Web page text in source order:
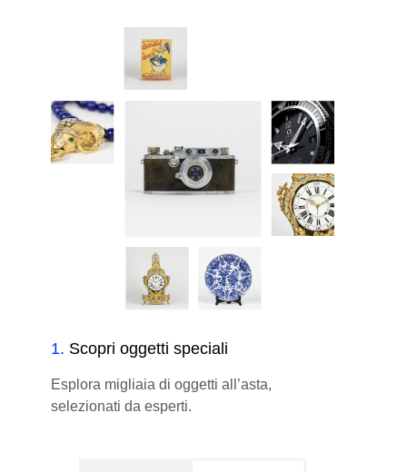
1. Scopri oggetti speciali
Esplora migliaia di oggetti all’asta,
selezionati da esperti.